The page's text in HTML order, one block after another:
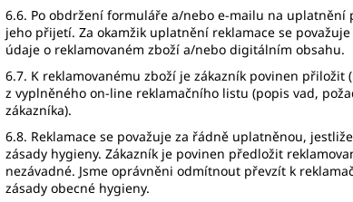
6.6. Po obdržení formuláře a/nebo e-mailu na
jeho přijetí. Za okamžik uplatnění reklamace se
údaje o reklamovaném zboží a/nebo digitálním obsahu.
6.7. K reklamovanému zboží je zákazník povinen
z vyplněného on-line reklamačního listu (popis vad,
zákazníka).
6.8. Reklamace se považuje za řádně uplatněnou,
zásady hygieny. Zákazník je povinen předložit
nezávadné. Jsme oprávněni odmítnout převzít k
zásady obecné hygieny.